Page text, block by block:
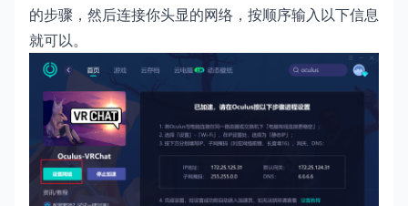
的步骤，然后连接你头显的网络，按顺序输入以下信息
就可以。